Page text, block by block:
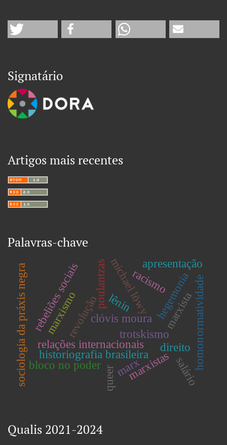
Signatário
Artigos mais recentes
Palavras-chave
marxismo
relações internacionais
historiografia brasileira
clóvis moura
sociologia da práxis negra hegemonia
marxistas
michael löwy
marx
direito
revolução
rebeliões sociais poulantzas
bloco no poder
racismo
trotskismo
marxista
apresentação
homonormatividade
queer salário
lênin
Qualis 2021-2024